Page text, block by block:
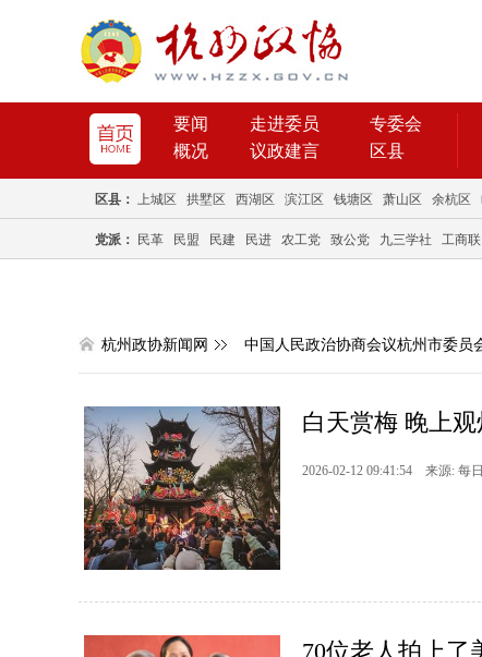
要闻 走进委员
专委会
概况
议政建言 区县
区县： 上城区 拱墅区 西湖区 滨江区 钱塘区 萧山区 余杭区
党派： 民革 民盟 民建 民进 农工党 致公党 九三学社 工商联
杭州政协新闻网 中国人民政治协商会议杭州市委员
白天赏梅 晚上
2026-02-12 09:41:54 来源: 每
70位老人拍上了